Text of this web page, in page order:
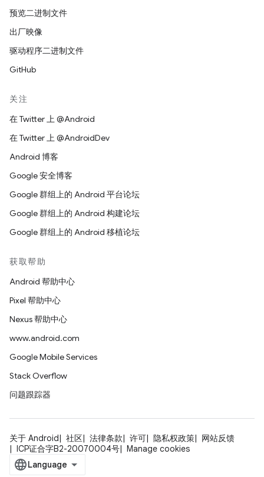
预览二进制文件
出厂映像
驱动程序二进制文件
GitHub
关注
在 Twitter 上 @Android
在 Twitter 上 @AndroidDev
Android 博客
Google 安全博客
Google 群组上的 Android 平台论坛
Google 群组上的 Android 构建论坛
Google 群组上的 Android 移植论坛
获取帮助
Android 帮助中心
Pixel 帮助中心
Nexus 帮助中心
www.android.com
Google Mobile Services
Stack Overflow
问题跟踪器
关于 Android 社区 法律条款 许可 隐私权政策
网站反馈
ICP证合字B2-20070004号
Manage cookies